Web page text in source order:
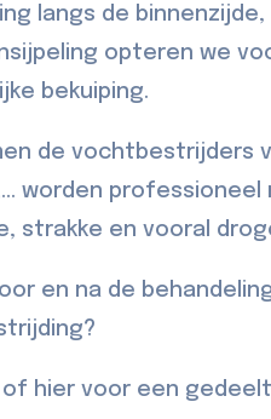
langs de
opteren we
bekuiping.
de vochtbestrijders
worden
strakke en vooral
en na de
of hiervoor een